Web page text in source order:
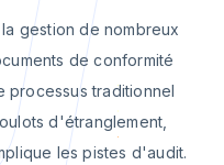
gestion de nombreux
de conformité
processus traditionnel
d'étranglement,
les pistes d'audit.